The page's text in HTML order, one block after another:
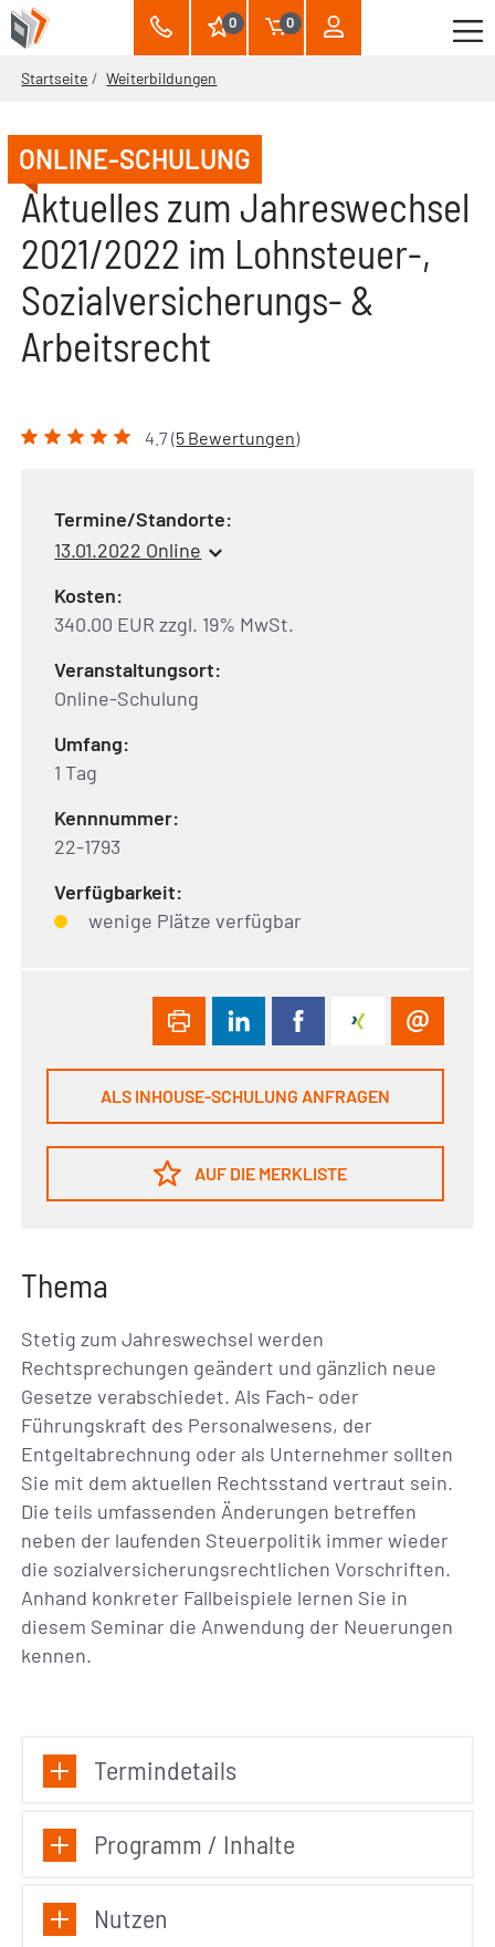
0 0
Startseite Weiterbildungen
ONLINE-SCHULUNG
Aktuelles zum Jahreswechsel
2021/2022 im Lohnsteuer-,
Sozialversicherungs- &
Arbeitsrecht
4.7 (5 Bewertungen)
Termine/Standorte:
13.01.2022 Online
Kosten:
340.00 EUR zzgl. 19% MwSt.
Veranstaltungsort:
Online-Schulung
Umfang:
1 Tag
Kennnummer:
22-1793
Verfügbarkeit:
wenige Plätze verfügbar
ALS INHOUSE-SCHULUNG ANFRAGEN
AUF DIE MERKLISTE
Thema
Stetig zum Jahreswechsel werden
Rechtsprechungen geändert und gänzlich neue
Gesetze verabschiedet. Als Fach- oder
Führungskraft des Personalwesens, der
Entgeltabrechnung oder als Unternehmer sollten
Sie mit dem aktuellen Rechtsstand vertraut sein.
Die teils umfassenden Änderungen betreffen
neben der laufenden Steuerpolitik immer wieder
die sozialversicherungsrechtlichen Vorschriften.
Anhand konkreter Fallbeispiele lernen Sie in
diesem Seminar die Anwendung der Neuerungen
kennen.
Termindetails
Programm / Inhalte
Nutzen